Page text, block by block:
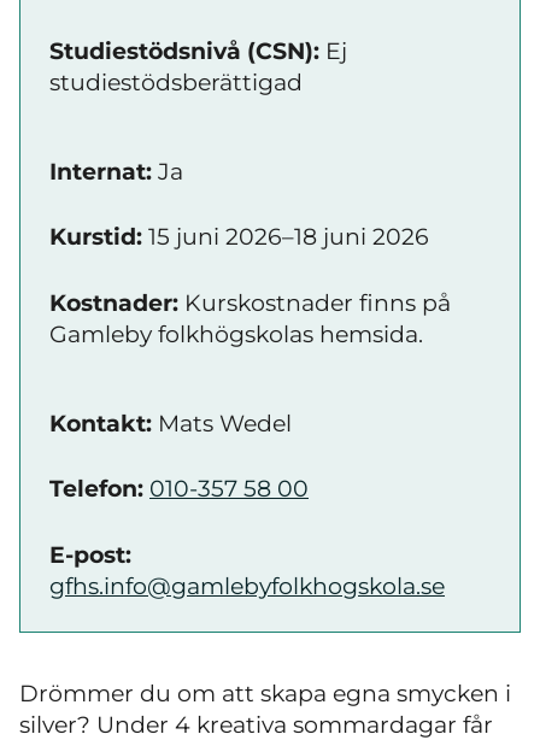
Studiestödsnivå (CSN): Ej
studiestödsberättigad
Internat: Ja
Kurstid: 15 juni 2026–18 juni 2026
Kostnader: Kurskostnader finns på
Gamleby folkhögskolas hemsida.
Kontakt: Mats Wedel
Telefon: 010-357 58 00
E-post:
gfhs.info@gamlebyfolkhogskola.se
Drömmer du om att skapa egna smycken i
silver? Under 4 kreativa sommardagar får